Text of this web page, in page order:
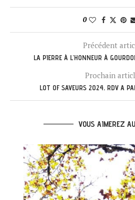
0
Précédent
LA PIERRE À L’HONNEUR À
Prochain
LOT OF SAVEURS 2024, RDV A
VOUS AIMEREZ